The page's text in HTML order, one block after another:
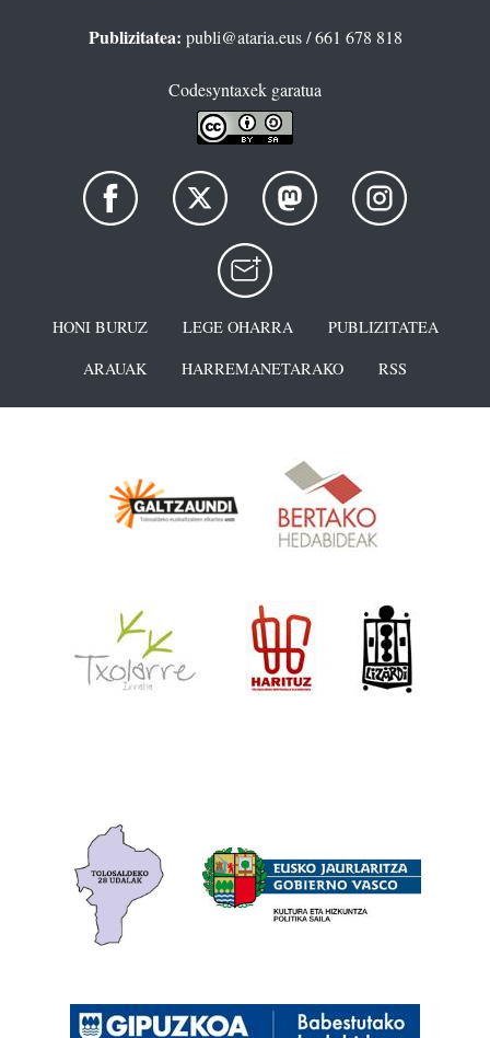
Publizitatea: publi@ataria.eus/ 661 678 818
Codesyntaxek garatua
HONI BURUZ LEGE OHARRA
PUBLIZITATEA
ARAUAK
HARREMANETARAKO RSS